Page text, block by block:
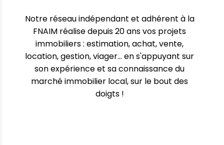
Notre réseau indépendant et adhérent à la
FNAIM réalise depuis 20 ans vos projets
immobiliers : estimation, achat, vente,
location, gestion, viager... en s'appuyant sur
son expérience et sa connaissance du
marché immobilier local, sur le bout des
doigts !